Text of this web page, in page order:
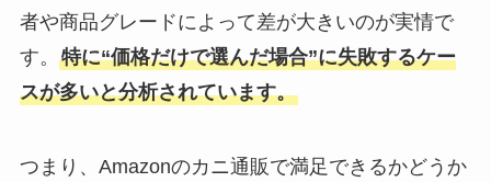
者や商品グレードによって差が大きいのが実情で
す。 特に“価格だけで選んだ場合”に失敗するケー
スが多いと分析されています。
つまり、Amazonのカニ通販で満足できるかどうか